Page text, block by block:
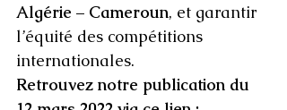
Algérie – Cameroun, et garantir
l’équité des compétitions
internationales.
Retrouvez notre publication du